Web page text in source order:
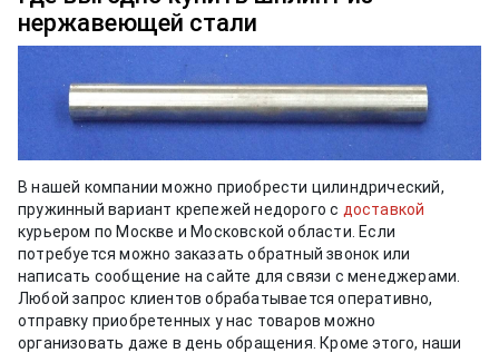
нержавеющей стали
В нашей компании можно приобрести цилиндрический,
пружинный вариант крепежей недорого с доставкой
курьером по Москве и Московской области. Если
потребуется можно заказать обратный звонок или
написать сообщение на сайте для связи с менеджерами.
Любой запрос клиентов обрабатывается оперативно,
отправку приобретенных у нас товаров можно
организовать даже в день обращения. Кроме этого, наши